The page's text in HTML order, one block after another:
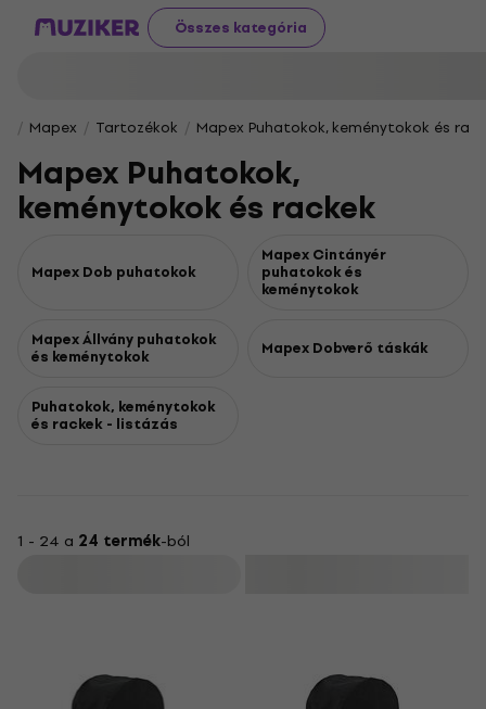
Összes kategória
Mapex Tartozékok Mapex Puhatokok, keménytokok és
Mapex Puhatokok,
keménytokok és rackek
Mapex Dob puhatokok
Mapex Cintányér
puhatokok és
keménytokok
Mapex Állvány puhatokok
és keménytokok Mapex Dobverő táskák
Puhatokok, keménytokok
és rackek - listázás
1 - 24 a 24 termék-ból